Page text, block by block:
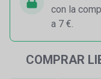
con la
a 7 €.
COMPRAR